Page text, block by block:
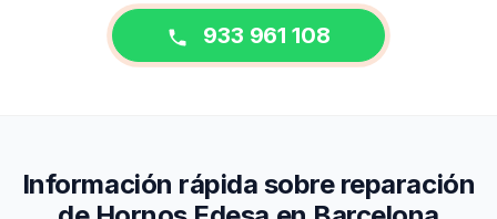
933 961 108
Información rápida sobre reparación